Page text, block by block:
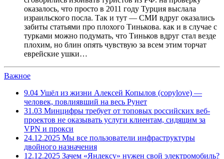
оказалось, что просто в 2011 году Турция выслала
израильского посла. Так и тут — СМИ вдруг оказались
забиты статьями про плохого Тинькова. как и в случае с
турками можно подумать, что Тиньков вдруг стал везде
плохим, но блин опять чувствую за всем этим торчат
еврейские ушки…
Важное
9.04 Ушёл из жизни Алексей Копылов (copylove) —
человек, повлиявший на весь Рунет
31.03 Минцифры требует от топовых российских веб-
проектов не оказывать услуги клиентам, сидящим за
VPN и прокси
24.12.2025 Мы все пользователи инфраструктуры
двойного назначения
12.12.2025 Зачем «Яндексу» нужен свой электромобиль?